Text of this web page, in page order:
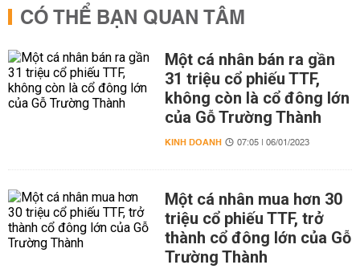
CÓ THỂ BẠN QUAN TÂM
Một cá nhân bán ra gần
31 triệu cổ phiếu TTF,
không còn là cổ đông lớn
của Gỗ Trường Thành
KINH DOANH 07:05 | 06/01/2023
Một cá nhân mua hơn 30
triệu cổ phiếu TTF, trở
thành cổ đông lớn của Gỗ
Trường Thành